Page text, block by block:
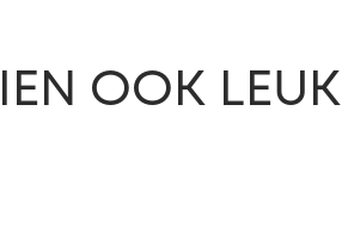
OOK LEUK